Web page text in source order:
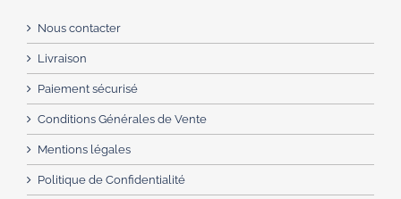
Nous contacter
Livraison
Paiement sécurisé
Conditions Générales de Vente
Mentions légales
Politique de Confidentialité